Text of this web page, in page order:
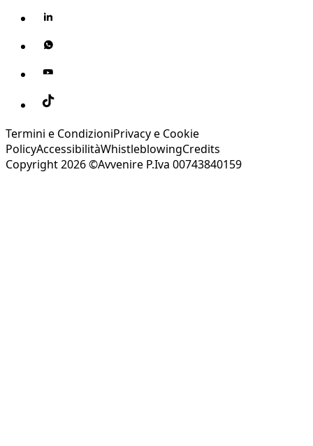
Termini e CondizioniPrivacy e Cookie
PolicyAccessibilitàWhistleblowingCredits
Copyright 2026 ©Avvenire P.Iva 00743840159